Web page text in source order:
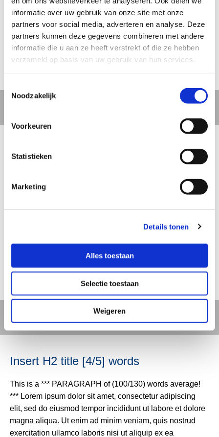
informatie over uw gebruik van onze site met onze
partners voor social media, adverteren en analyse. Deze
partners kunnen deze gegevens combineren met andere
informatie die u aan ze heeft verstrekt of die ze hebben
verzameld op basis van uw gebruik van hun services.
Noodzakelijk
Voorkeuren
Statistieken
Marketing
Details tonen
Alles toestaan
Selectie toestaan
Weigeren
fugiat nulla pariatur. Excepteur sint occaecat cupi datat
non proident, sunt in culpa qui officia deserunt, eaque
ipsa quae ab illo.
Insert H2 title [4/5] words
Lorem ipsum dolor sit amet, consectetur adipiscing elit,
magna aliqua. Ut enim ad minim veniam, quis nostrud
exercitation ullamco laboris nisi ut aliquip ex ea
reprehenderit in voluptate velit esse cillum dolore eu
fugiat nulla pariatur. Excepteur sint occaecat cupi datat
non proident, sunt in culpa qui officia deserunt, eaque
Insert H2 title [4/5] words
This is a *** PARAGRAPH of (100/130) words average!
*** Lorem ipsum dolor sit amet, consectetur adipiscing
elit, sed do eiusmod tempor incididunt ut labore et dolore
magna aliqua. Ut enim ad minim veniam, quis nostrud
exercitation ullamco laboris nisi ut aliquip ex ea